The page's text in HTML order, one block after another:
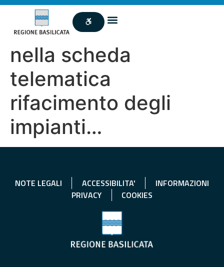
nella scheda
telematica
rifacimento degli
impianti…
NOTE LEGALI ACCESSIBILITA'
INFORMAZIONI
PRIVACY
COOKIES